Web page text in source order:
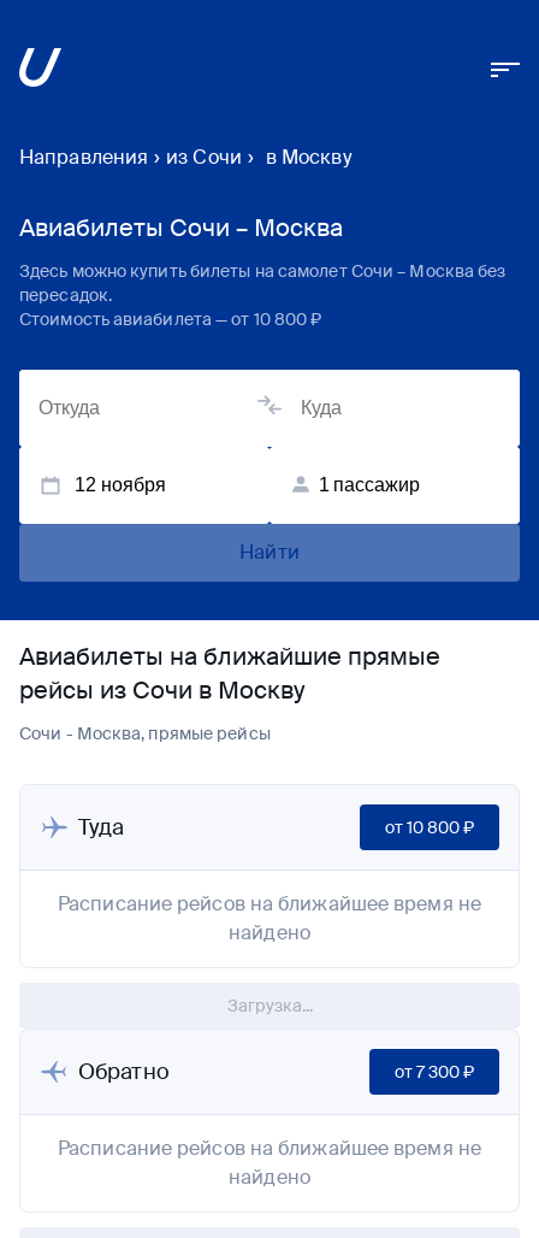
Направления › из Сочи › в Москву
Авиабилеты Сочи – Москва
Здесь можно купить билеты на самолетСочи – Москва без
пересадок.
Стоимость авиабилета — от 10 800 ₽
12 ноября 1 пассажир
Найти
Авиабилеты на ближайшие прямые
рейсы из Сочи в Москву
Сочи - Москва, прямые рейсы
Туда от10 800 ₽
Расписание рейсов на ближайшее время не
найдено
Загрузка...
Обратно от7 300 ₽
Расписание рейсов на ближайшее время не
найдено